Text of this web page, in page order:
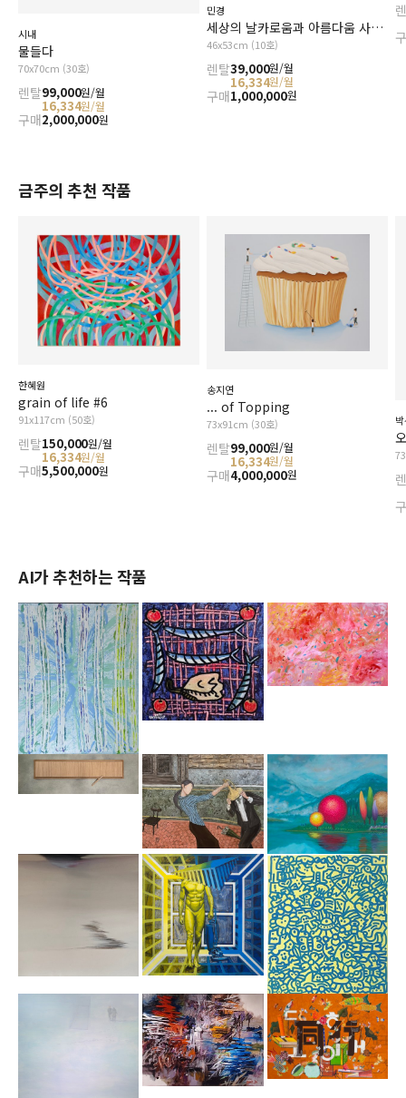
시내
물들다
70x70cm (30호)
렌탈99,000원/월
16,334원/월
구매2,000,000원
민경
세상의 날카로움과 아름다움 사이에서
46x53cm (10호)
렌탈39,000원/월
16,334원/월
구매1,000,000원
금주의 추천 작품
한혜원
grain of life #6
91x117cm (50호)
렌탈150,000원/월
16,334원/월
구매5,500,000원
송지연
... of Topping
73x91cm (30호)
렌탈99,000원/월
16,334원/월
구매4,000,000원
AI가 추천하는 작품